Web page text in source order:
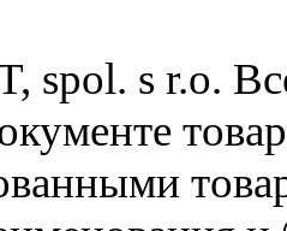
spol. s r.o.